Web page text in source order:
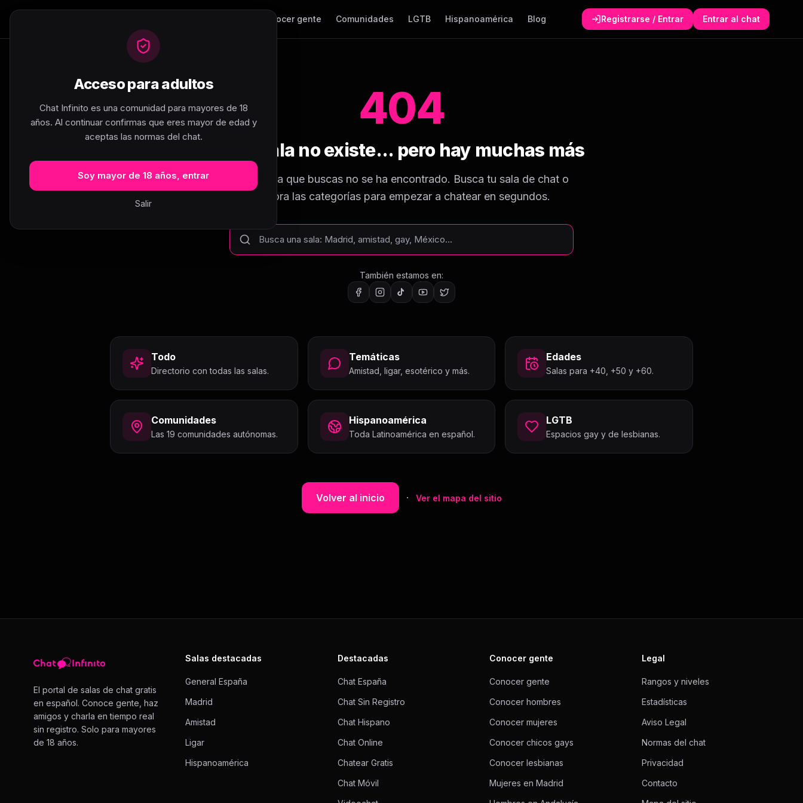
Acceso para adultos
Chat Infinito es una comunidad para mayores de 18
años. Al continuar confirmas que eres mayor de edad y
aceptas las normas del chat.
Soy mayor de 18 años, entrar
Salir
Conocer gente Comunidades LGTB Hispanoamérica Blog Registrarse / Entrar Entrar al chat
404
Esta sala no existe... pero hay muchas más
La página que buscas no se ha encontrado. Busca tu sala de chat o
explora las categorías para empezar a chatear en segundos.
También estamos en:
Todo
Directorio con todas las salas.
Temáticas
Amistad, ligar, esotérico y más.
Edades
Salas para +40, +50 y +60.
Comunidades
Las 19 comunidades autónomas.
Hispanoamérica
Toda Latinoamérica en español.
LGTB
Espacios gay y de lesbianas.
Volver al inicio · Ver el mapa del sitio
El portal de salas de chat gratis
en español. Conoce gente, haz
amigos y charla en tiempo real
sin registro. Solo para mayores
de 18 años.
Salas destacadas
General España
Madrid
Amistad
Ligar
Hispanoamérica
Destacadas
Chat España
Chat Sin Registro
Chat Hispano
Chat Online
Chatear Gratis
Chat Móvil
Conocer gente
Conocer gente
Conocer hombres
Conocer mujeres
Conocer chicos gays
Conocer lesbianas
Mujeres en Madrid
Legal
Rangos y niveles
Estadísticas
Aviso Legal
Normas del chat
Privacidad
Contacto